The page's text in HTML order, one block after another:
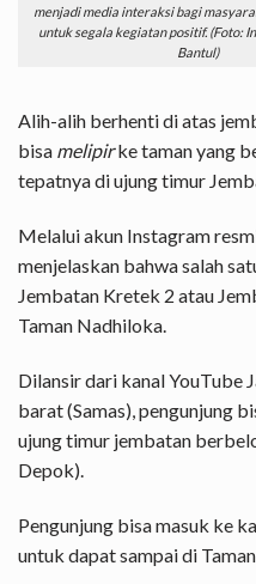
menjadi media interaksi bagi
untuk segala kegiatan positif. (Foto:
Bantul)
Alih-alih berhenti di atas
bisa melipirke taman yang
tepatnya di ujung timur
Melalui akun Instagram
menjelaskan bahwa salah
Jembatan Kretek 2 atau
Taman Nadhiloka.
Dilansir dari kanal YouTube
barat (Samas), pengunjung
ujung timur jembatan
Depok).
Pengunjung bisa masuk ke
untuk dapat sampai di